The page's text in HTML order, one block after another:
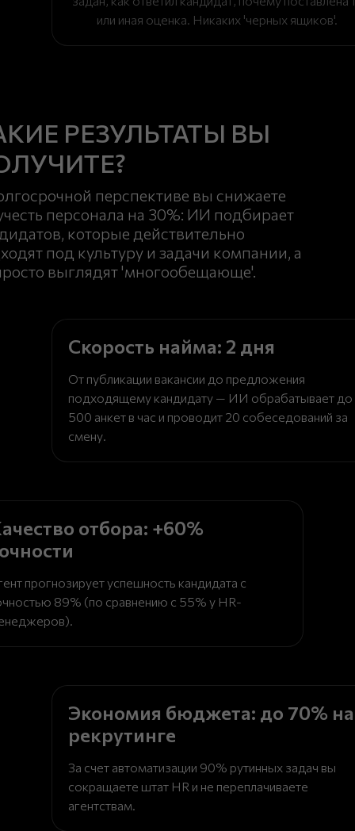
или иная оценка. Никаких 'черных ящиков'.
РЕЗУЛЬТАТЫ ВЫ
перспективе вы снижаете
персонала на 30%: ИИ подбирает
которые действительно
под культуру и задачи компании, а
выглядят 'многообещающе'.
Скорость найма: 2 дня
От публикации вакансии до предложения
подходящему кандидату — ИИ обрабатывает до
500 анкет в час и проводит 20 собеседований за
смену.
отбора: +60%
прогнозирует успешность кандидата с
89% (по сравнению с 55% у HR-
Экономия бюджета: до 70% на
рекрутинге
За счет автоматизации 90% рутинных задач вы
сокращаете штат HR и не переплачиваете
агентствам.